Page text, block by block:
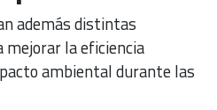
además distintas
mejorar la eficiencia
ambiental durante las